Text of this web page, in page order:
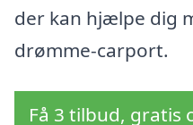
der kan hjælpe dig
drømme-carport.
Få 3 tilbud, gratis